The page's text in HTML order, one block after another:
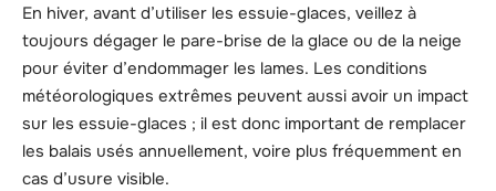
En hiver, avant d’utiliser les essuie-glaces, veillez à
toujours dégager le pare-brise de la glace ou de la neige
pour éviter d’endommager les lames. Les conditions
météorologiques extrêmes peuvent aussi avoir un impact
sur les essuie-glaces ; il est donc important de remplacer
les balais usés annuellement, voire plus fréquemment en
cas d’usure visible.